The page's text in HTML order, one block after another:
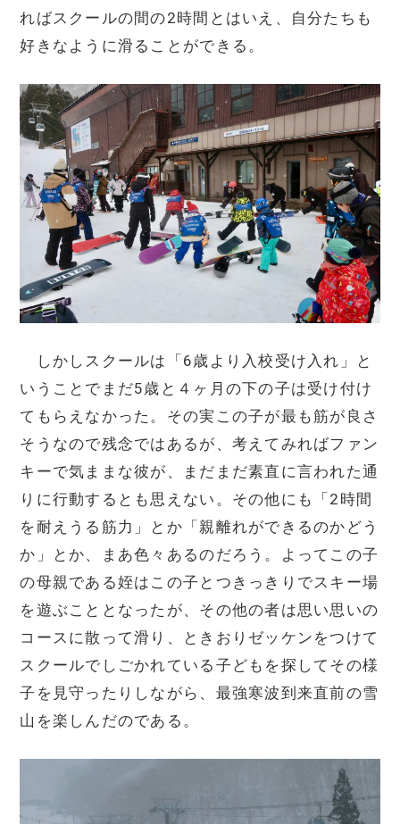
ればスクールの間の2時間とはいえ、自分たちも
好きなように滑ることができる。
しかしスクールは「6歳より入校受け入れ」と
いうことでまだ5歳と４ヶ月の下の子は受け付け
てもらえなかった。その実この子が最も筋が良さ
そうなので残念ではあるが、考えてみればファン
キーで気ままな彼が、まだまだ素直に言われた通
りに行動するとも思えない。その他にも「2時間
を耐えうる筋力」とか「親離れができるのかどう
か」とか、まあ色々あるのだろう。よってこの子
の母親である姪はこの子とつきっきりでスキー場
を遊ぶこととなったが、その他の者は思い思いの
コースに散って滑り、ときおりゼッケンをつけて
スクールでしごかれている子どもを探してその様
子を見守ったりしながら、最強寒波到来直前の雪
山を楽しんだのである。